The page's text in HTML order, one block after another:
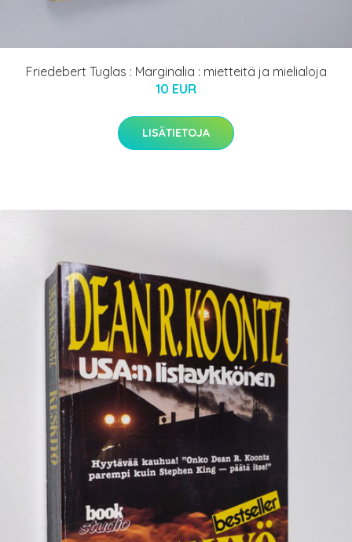
Friedebert Tuglas : Marginalia : mietteitä ja mielialoja
10 EUR
LISÄTIETOJA